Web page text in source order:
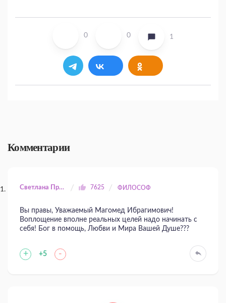
0 0 1
Комментарии
Светлана Прилуцкая 7625 ФИЛОСОФ
Вы правы, Уважаемый Магомед Ибрагимович!
Воплощение вполне реальных целей надо начинать с
себя! Бог в помощь, Любви и Мира Вашей Душе???
+ +5 -